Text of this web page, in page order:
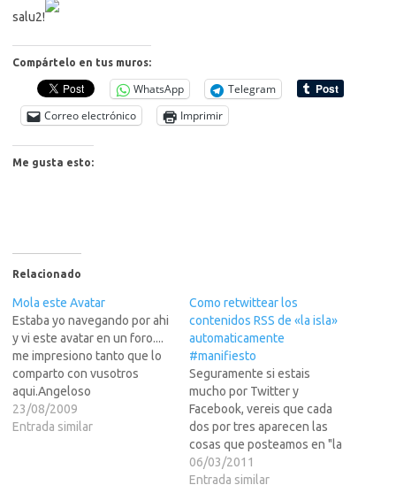
salu2!
Compártelo en tus muros:
WhatsApp
Telegram
Correo electrónico
Imprimir
Me gusta esto:
Relacionado
Mola este Avatar
Estaba yo navegando por ahi
y vi este avatar en un foro....
me impresiono tanto que lo
comparto con vusotros
aqui.Angeloso
23/08/2009
Entrada similar
Como retwittear los
contenidos RSS de «la isla»
automaticamente
#manifiesto
Seguramente si estais
mucho por Twitter y
Facebook, vereis que cada
dos por tres aparecen las
cosas que posteamos en "la
isla" al momento... los mas
espabilados pensareis, co?
06/03/2011
Entrada similar